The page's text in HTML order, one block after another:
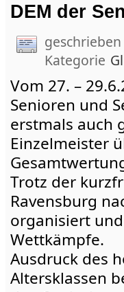
DEM der
Kategorie
Vom 27. –
Senioren und
erstmals auch
Einzelmeister
Trotz der
Ravensburg
organisiert
Wettkämpfe.
Ausdruck des
Altersklassen